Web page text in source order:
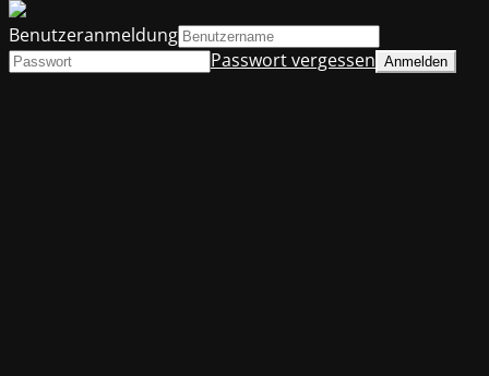
Benutzeranmeldung
Passwort vergessen